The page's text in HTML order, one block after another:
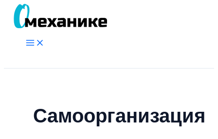
Перейти
Main
Самоорганизация